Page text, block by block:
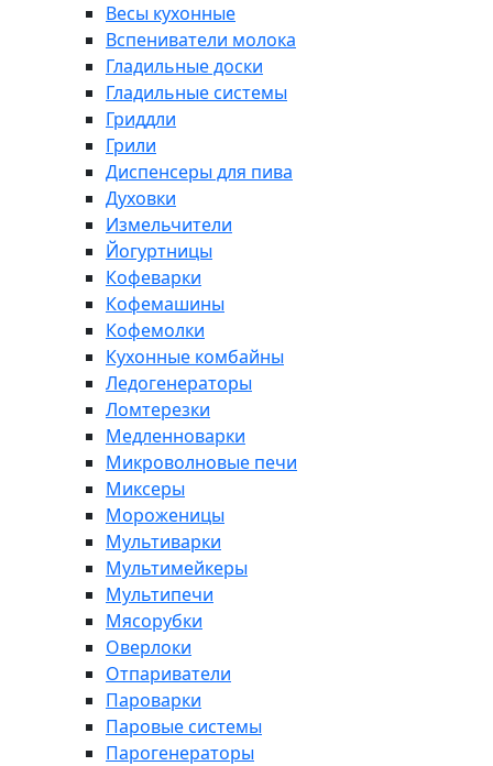
Весы кухонные
Вспениватели молока
Гладильные доски
Гладильные системы
Гриддли
Грили
Диспенсеры для пива
Духовки
Измельчители
Йогуртницы
Кофеварки
Кофемашины
Кофемолки
Кухонные комбайны
Ледогенераторы
Ломтерезки
Медленноварки
Микроволновые печи
Миксеры
Мороженицы
Мультиварки
Мультимейкеры
Мультипечи
Мясорубки
Оверлоки
Отпариватели
Пароварки
Паровые системы
Парогенераторы